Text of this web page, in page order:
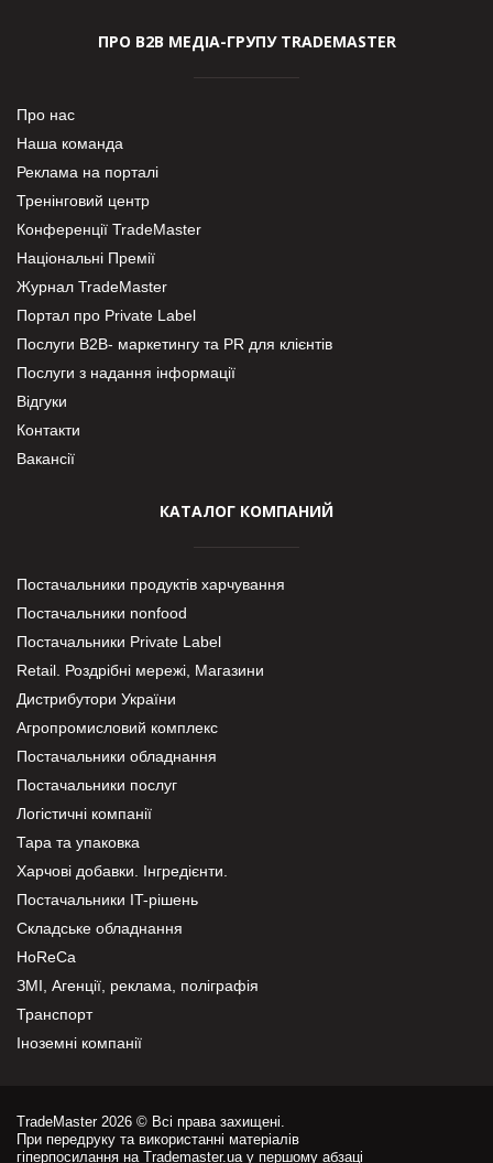
ПРО В2В МЕДІА-ГРУПУ TRADEMASTER
Про нас
Наша команда
Реклама на порталі
Тренінговий центр
Конференції TradeMaster
Національні Премії
Журнал TradeMaster
Портал про Private Label
Послуги В2В- маркетингу та PR для клієнтів
Послуги з надання інформації
Відгуки
Контакти
Вакансії
КАТАЛОГ КОМПАНИЙ
Постачальники продуктів харчування
Постачальники nonfood
Постачальники Private Label
Retail. Роздрібні мережі, Магазини
Дистрибутори України
Агропромисловий комплекс
Постачальники обладнання
Постачальники послуг
Логістичні компанії
Тара та упаковка
Харчові добавки. Інгредієнти.
Постачальники IT-рішень
Складське обладнання
HoReCa
ЗМІ, Агенції, реклама, поліграфія
Транспорт
Іноземні компанії
TradeMaster 2026 © Всі права захищені.
При передруку та використанні матеріалів
гіперпосилання на Trademaster.ua у першому абзаці